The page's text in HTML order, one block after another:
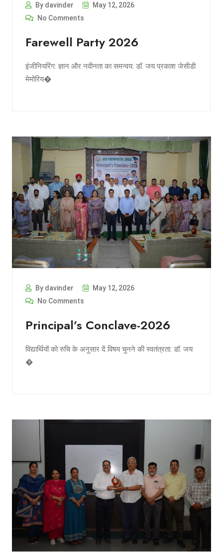
By davinder
May 12, 2026
No Comments
Farewell Party 2026
इंजीनियरिंग: ज्ञान और नवीनता का समन्वय: डॉ. जय प्रकाश जेसीडी
मेमोरिय�
By davinder
May 12, 2026
No Comments
Principal’s Conclave-2026
विद्यार्थियों को रुचि के अनुसार दें विषय चुनने की स्वतंत्रता: डॉ. जय
�